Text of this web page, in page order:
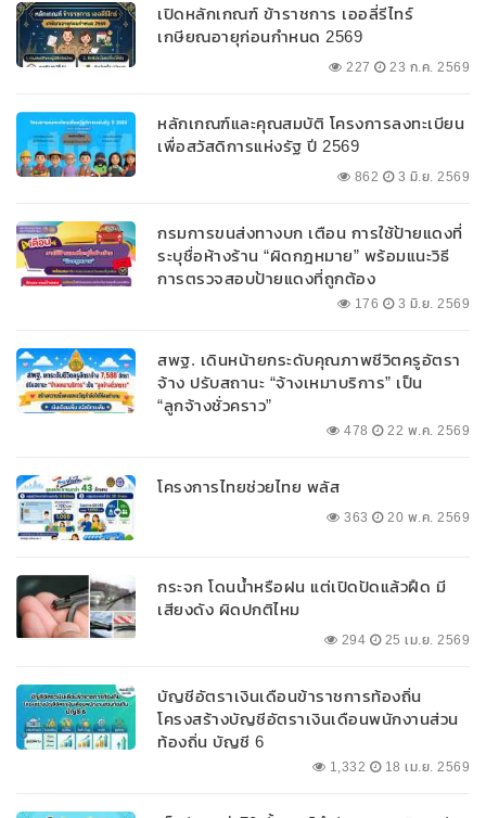
เปิดหลักเกณฑ์ ข้าราชการ เออลี่รีไทร์
เกษียณอายุก่อนกำหนด 2569
227 23 ก.ค. 2569
หลักเกณฑ์และคุณสมบัติ โครงการลงทะเบียน
เพื่อสวัสดิการแห่งรัฐ ปี 2569
862 3 มิ.ย. 2569
กรมการขนส่งทางบก เตือน การใช้ป้ายแดงที่
ระบุชื่อห้างร้าน “ผิดกฎหมาย” พร้อมแนะวิธี
การตรวจสอบป้ายแดงที่ถูกต้อง
176 3 มิ.ย. 2569
สพฐ. เดินหน้ายกระดับคุณภาพชีวิตครูอัตรา
จ้าง ปรับสถานะ “จ้างเหมาบริการ” เป็น
“ลูกจ้างชั่วคราว”
478 22 พ.ค. 2569
โครงการไทยช่วยไทย พลัส
363 20 พ.ค. 2569
กระจก โดนน้ำหรือฝน แต่เปิดปัดแล้วฝืด มี
เสียงดัง ผิดปกติไหม
294 25 เม.ย. 2569
บัญชีอัตราเงินเดือนข้าราชการท้องถิ่น
โครงสร้างบัญชีอัตราเงินเดือนพนักงานส่วน
ท้องถิ่น บัญชี 6
1,332 18 เม.ย. 2569